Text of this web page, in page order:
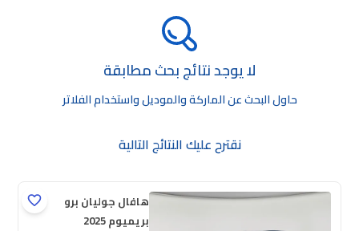
لا يوجد نتائج بحث مطابقة
حاول البحث عن الماركة والموديل واستخدام الفلاتر
نقترح عليك النتائج التالية
هافال جوليان برو
بريميوم 2025